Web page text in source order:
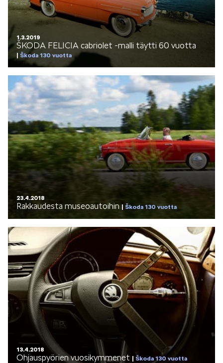
1.3.2019
ŠKODA FELICIA cabriolet -malli täytti 60 vuotta
Škoda 130 vuotta
23.4.2018
Rakkaudesta museoautoihin Škoda 130 vuotta
13.4.2018
Ohjauspyörien vuosikymmenet Škoda 130 vuotta